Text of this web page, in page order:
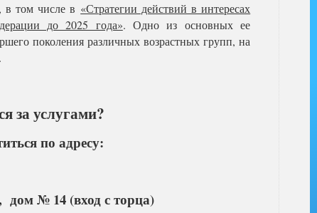
в том числе в «Стратегии действий в интересах
до 2025 года». Одно из основных ее
поколения различных возрастных групп, на
за услугами?
по адресу:
дом № 14 (вход с торца)